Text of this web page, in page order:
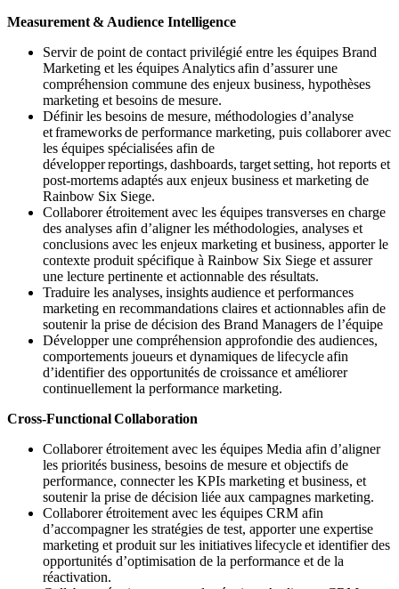
Measurement & Audience Intelligence
Servir de point de contact privilégié entre les équipes Brand
Marketing et les équipes Analytics afin d’assurer une
compréhension commune des enjeux business, hypothèses
marketing et besoins de mesure.
Définir les besoins de mesure, méthodologies d’analyse
et frameworks de performance marketing, puis collaborer avec
les équipes spécialisées afin de
développer reportings, dashboards, target setting, hot reports et
post-mortems adaptés aux enjeux business et marketing de
Rainbow Six Siege.
Collaborer étroitement avec les équipes transverses en charge
des analyses afin d’aligner les méthodologies, analyses et
conclusions avec les enjeux marketing et business, apporter le
contexte produit spécifique à Rainbow Six Siege et assurer
une lecture pertinente et actionnable des résultats.
Traduire les analyses, insights audience et performances
marketing en recommandations claires et actionnables afin de
soutenir la prise de décision des Brand Managers de l’équipe
Développer une compréhension approfondie des audiences,
comportements joueurs et dynamiques de lifecycle afin
d’identifier des opportunités de croissance et améliorer
continuellement la performance marketing.
Cross-Functional Collaboration
Collaborer étroitement avec les équipes Media afin d’aligner
les priorités business, besoins de mesure et objectifs de
performance, connecter les KPIs marketing et business, et
soutenir la prise de décision liée aux campagnes marketing.
Collaborer étroitement avec les équipes CRM afin
d’accompagner les stratégies de test, apporter une expertise
marketing et produit sur les initiatives lifecycle et identifier des
opportunités d’optimisation de la performance et de la
réactivation.